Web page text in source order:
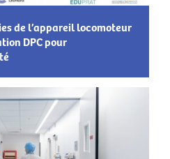
de l’appareil locomoteur
DPC pour